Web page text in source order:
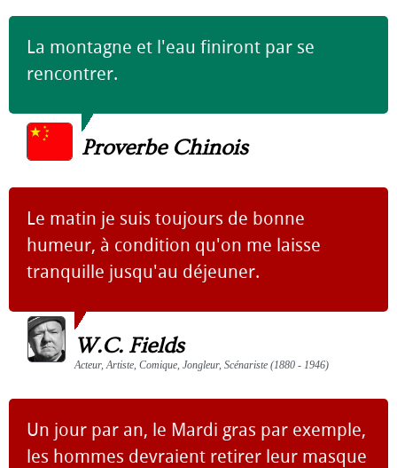
La montagne et l'eau finiront par se
rencontrer.
Proverbe Chinois
Le matin je suis toujours de bonne
humeur, à condition qu'on me laisse
tranquille jusqu'au déjeuner.
W.C. Fields
Acteur, Artiste, Comique, Jongleur, Scénariste (1880 - 1946)
Un jour par an, le Mardi gras par exemple,
les hommes devraient retirer leur masque